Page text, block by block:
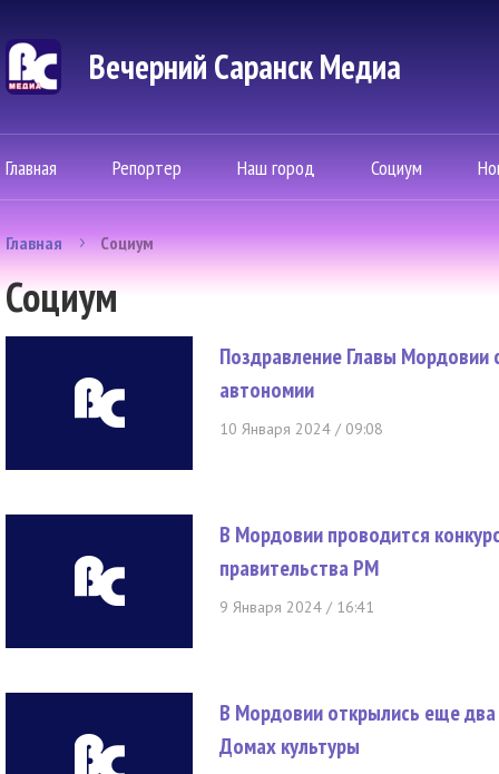
Вечерний Саранск Mедиа
Главная Репортер Наш город Социум
Главная Социум
Социум
Поздравление Главы
автономии
10 Января 2024 / 09:08
В Мордовии проводится
правительства РМ
9 Января 2024 / 16:41
В Мордовии открылись еще
Домах культуры